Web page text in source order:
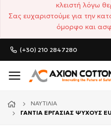
κλειστή λόγω
Σας ευχαριστούμε για την
όμορφο και
(+30) 210 2847280
ΝΑΥΤΙΛΊΑ
ΓΑΝΤΙΑ ΕΡΓΑΣΙΑΣ ΨΥΧΟΥΣ